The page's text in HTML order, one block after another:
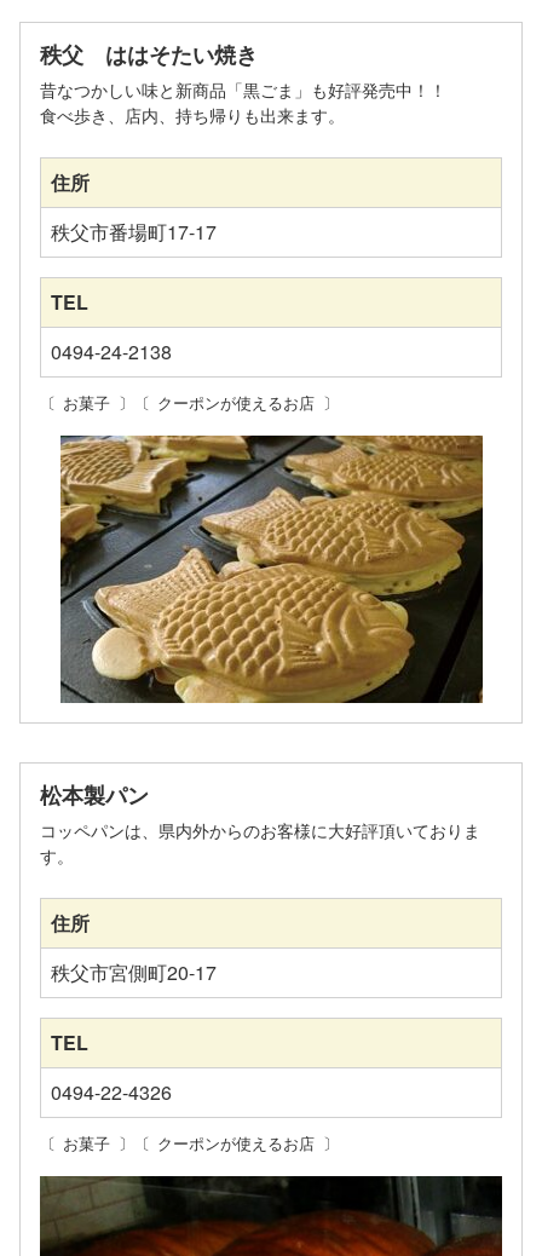
お菓子 クーポンが使えるお店
秩父 ははそたい焼き
昔なつかしい味と新商品「黒ごま」も好評発売中！！
食べ歩き、店内、持ち帰りも出来ます。
住所
秩父市番場町17-17
TEL
0494-24-2138
お菓子 クーポンが使えるお店
松本製パン
コッペパンは、県内外からのお客様に大好評頂いておりま
す。
住所
秩父市宮側町20-17
TEL
0494-22-4326